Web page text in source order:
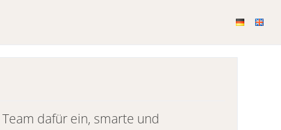
dafür ein, smarte und